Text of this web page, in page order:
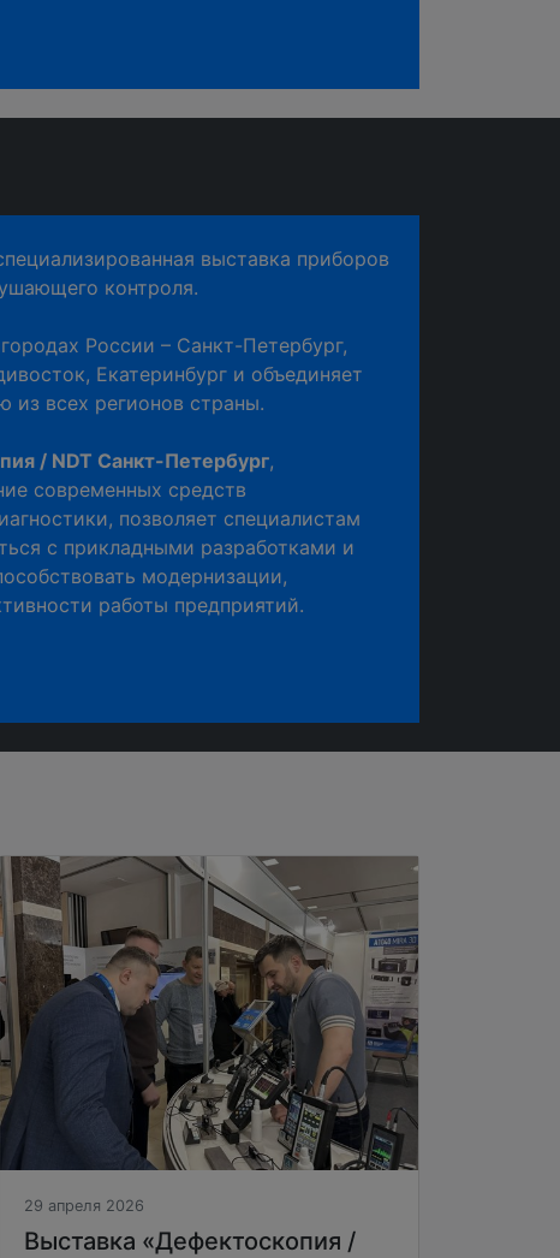
выставка приборов
контроля.
России – Санкт-Петербург,
Екатеринбург и объединяет
всех регионов страны.
/ NDT Санкт-Петербург,
современных средств
позволяет специалистам
с прикладными разработками и
модернизации,
работы предприятий.
29 апреля 2026
Выставка «Дефектоскопия /